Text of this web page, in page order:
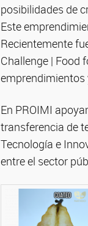
posibilidades de
Este
Recientemente
Challenge | Food
emprendimientos
En PROIMI
transferencia de
Tecnología e
entre el sector